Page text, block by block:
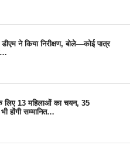
ने किया निरीक्षण, बोले—कोई पात्र
लिए 13 महिलाओं का चयन, 35
होंगी सम्मानित…